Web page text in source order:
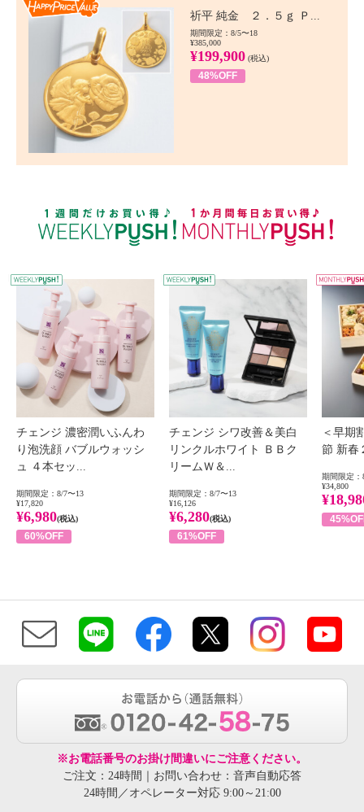
祈平 純金 ２．５ｇ Ｐ...
期間限定：8/5〜18
¥385,000
¥199,900 (税込)
48%OFF
WEEKLY PUSH
チェンジ 濃密潤いふんわ
り泡洗顔 バブルウォッシ
ュ ４本セッ...
期間限定：8/7〜13
¥17,820
¥6,980(税込)
60%OFF
チェンジ シワ改善＆美白
リンクルホワイト ＢＢク
リームＷ＆...
期間限定：8/7〜13
¥16,126
¥6,280(税込)
61%OFF
＜早期
節 新春
期間限定：
¥34,800
※お電話番号のお掛け間違いにご注意ください。
ご注文：24時間｜お問い合わせ：音声自動応答
24時間／オペレーター対応 9:00～21:00